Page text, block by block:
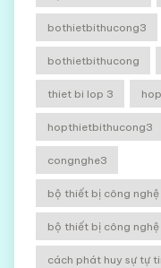
bothietbithucong3
bothietbithucong
thiet bi lop 3
hopthietbithucong3
congnghe3
bộ thiết bị công
bộ thiết bị công
cách phát huy sự tự